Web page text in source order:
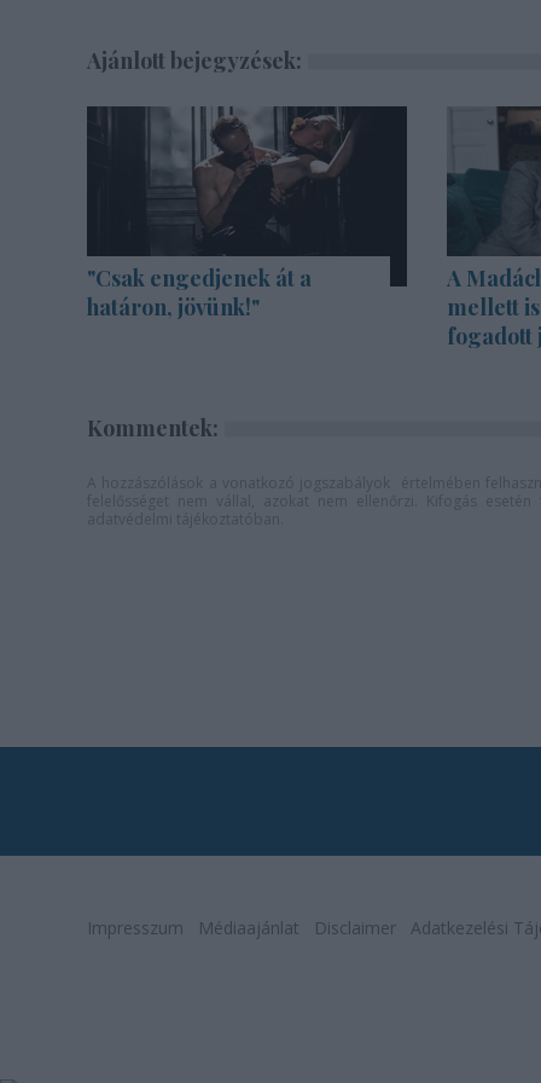
Ajánlott bejegyzések:
"Csak engedjenek át a
határon, jövünk!"
A
mellett
fogadott
Kommentek:
Impresszum Médiaajánlat Disclaimer Adatkezelési